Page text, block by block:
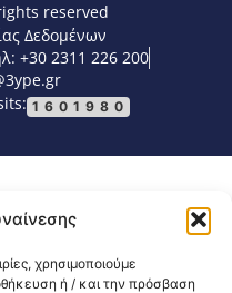
χρησιμοποιούμε
ή / και την πρόσβαση
reserved
Δεδομένων
+30 2311 226 200
1601980